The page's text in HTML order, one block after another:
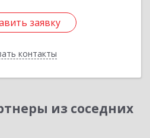
заявку
контакты
заявку
Назад
из соседних